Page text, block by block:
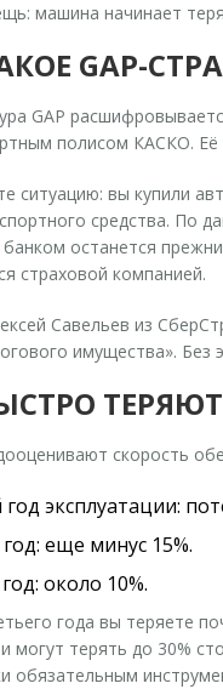
машина начинает
GAP-
GAP
полисом КАСКО. Её
ситуацию: вы купили
средства. По
останется
страховой компанией.
Савельев из
имущества».
скорость
эксплуатации:
еще минус 15%.
около 10%.
года вы теряете
могут терять до 30%
обязательным